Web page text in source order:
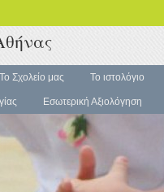
Το Σχολείο μας Το ιστολόγιο
Εσωτερική Αξιολόγηση